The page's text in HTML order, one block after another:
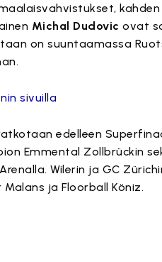
Michal Dudovic ovat
on suuntaamassa
sivuilla
edelleen
Emmental Zollbrückin
Wilerin ja GC
ja Floorball Köniz.